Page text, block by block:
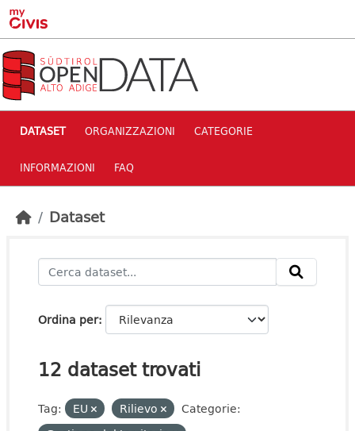
Skip to main content
DATASET ORGANIZZAZIONI CATEGORIE
INFORMAZIONI FAQ
Dataset
Ordina per
12 dataset trovati
Tag: EU Rilievo
Categorie: